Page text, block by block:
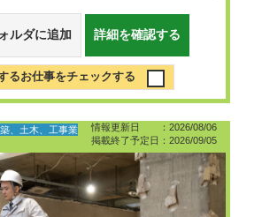
ルダに追加 詳細を確認する
るお仕事をチェックする
情報更新日 ：2026/08/06
掲載終了予定日：2026/09/05
、土木、工事業